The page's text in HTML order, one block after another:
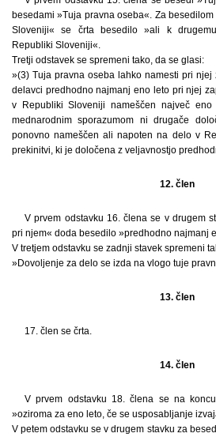
besedami »Tuja pravna oseba«. Za
Sloveniji« se črta besedilo »ali k
Republiki Sloveniji«.
Tretji odstavek se spremeni tako, da se glasi:
»(3) Tuja pravna oseba lahko namesti pri
delavci predhodno najmanj eno leto pri njej
v Republiki Sloveniji nameščen največ
mednarodnim sporazumom ni drugače
ponovno nameščen ali napoten na delo v
prekinitvi, ki je določena z veljavnostjo
12. člen
V prvem odstavku 16. člena se v drugem
pri njem« doda besedilo »predhodno najmanj
V tretjem odstavku se zadnji stavek spremeni
»Dovoljenje za delo se izda na vlogo tuje
13. člen
17. člen se črta.
14. člen
V prvem odstavku 18. člena se na
»oziroma za eno leto, če se usposabljanje
V petem odstavku se v drugem stavku za